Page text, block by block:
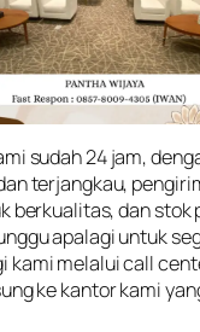
sudah 24 jam,
terjangkau,
berkualitas, dan stok
apalagi untuk
kami melalui call
ke kantor kami